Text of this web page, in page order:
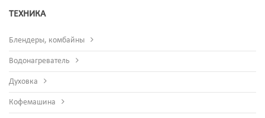
ТЕХНИКА
Блендеры, комбайны
Водонагреватель
Духовка
Кофемашина